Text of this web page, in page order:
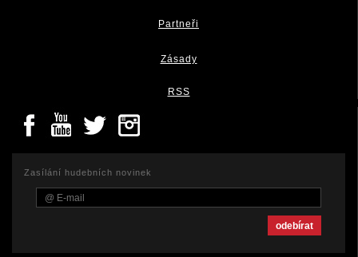
Partneři
Zásady
RSS
Zasílání hudebních novinek